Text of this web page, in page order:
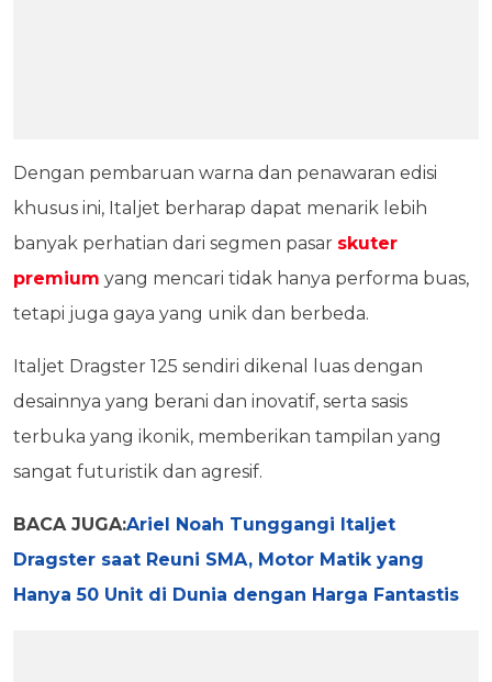
Dengan pembaruan warna dan penawaran edisi
khusus ini, Italjet berharap dapat menarik lebih
banyak perhatian dari segmen pasar skuter
premium yang mencari tidak hanya performa buas,
tetapi juga gaya yang unik dan berbeda.
Italjet Dragster 125 sendiri dikenal luas dengan
desainnya yang berani dan inovatif, serta sasis
terbuka yang ikonik, memberikan tampilan yang
sangat futuristik dan agresif.
BACA JUGA:Ariel Noah Tunggangi Italjet
Dragster saat Reuni SMA, Motor Matik yang
Hanya 50 Unit di Dunia dengan Harga Fantastis